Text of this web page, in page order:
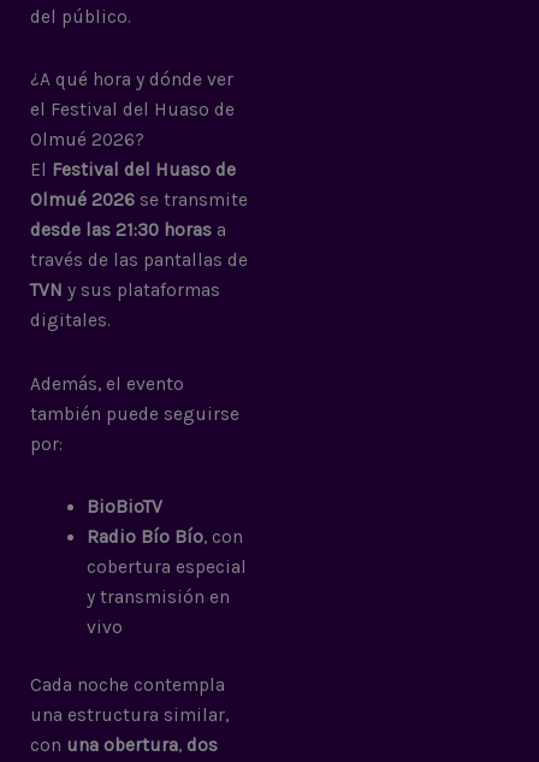
del público.
¿A qué hora y dónde ver
el Festival del Huaso de
Olmué 2026?
El
Festival del Huaso de
Olmué 2026 se transmite
desde las 21:30 horas a
través de las pantallas de
TVN y sus plataformas
digitales.
Además, el evento
también puede seguirse
por:
BioBioTV
Radio Bío Bío, con
cobertura especial
y transmisión en
vivo
Cada noche contempla
una estructura similar,
con una obertura, dos